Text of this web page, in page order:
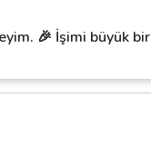
🎉 İşimi büyük bir